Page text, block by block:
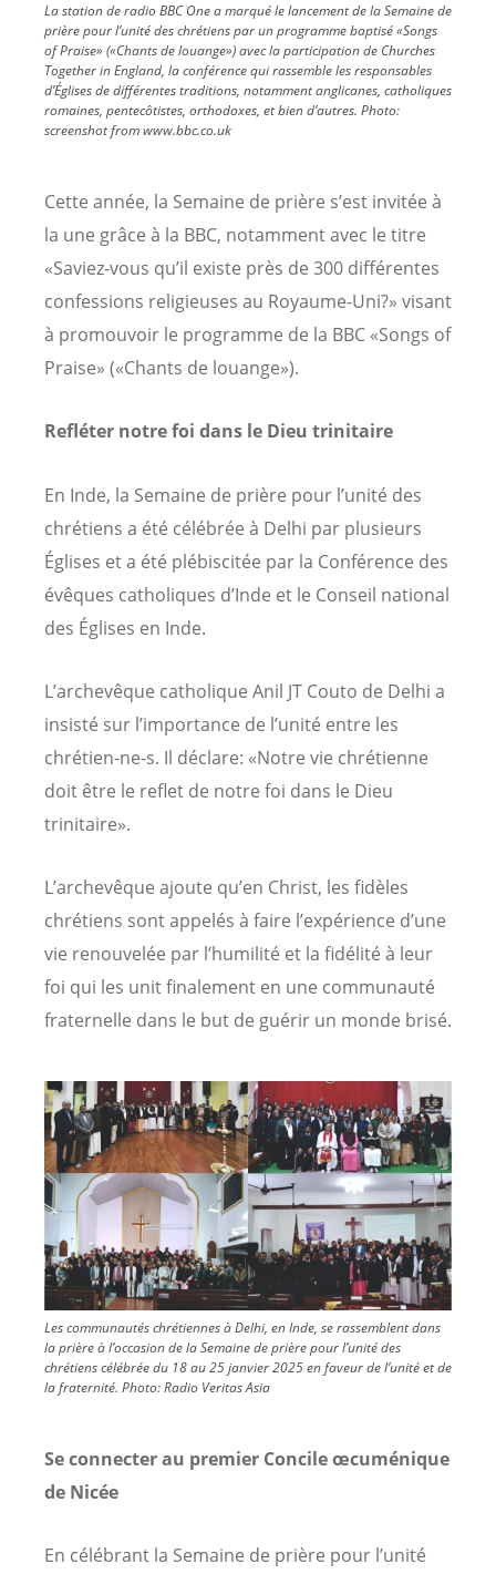
La station de radio BBC One a marqué le lancement de la Semaine de
prière pour l’unité des chrétiens par un programme baptisé «Songs
of Praise» («Chants de louange») avec la participation de Churches
Together in England, la conférence qui rassemble les responsables
d’Églises de différentes traditions, notamment anglicanes, catholiques
romaines, pentecôtistes, orthodoxes, et bien d’autres. Photo:
screenshot from www.bbc.co.uk
Cette année, la Semaine de prière s’est invitée à
la une grâce à la BBC, notamment avec le titre
«Saviez-vous qu’il existe près de 300 différentes
confessions religieuses au Royaume-Uni?» visant
à promouvoir le programme de la BBC «Songs of
Praise» («Chants de louange»).
Refléter notre foi dans le Dieu trinitaire
En Inde, la Semaine de prière pour l’unité des
chrétiens a été célébrée à Delhi par plusieurs
Églises et a été plébiscitée par la Conférence des
évêques catholiques d’Inde et le Conseil national
des Églises en Inde.
L’archevêque catholique Anil JT Couto de Delhi a
insisté sur l’importance de l’unité entre les
chrétien-ne-s. Il déclare: «Notre vie chrétienne
doit être le reflet de notre foi dans le Dieu
trinitaire».
L’archevêque ajoute qu’en Christ, les fidèles
chrétiens sont appelés à faire l’expérience d’une
vie renouvelée par l’humilité et la fidélité à leur
foi qui les unit finalement en une communauté
fraternelle dans le but de guérir un monde brisé.
Image
Les communautés chrétiennes à Delhi, en Inde, se rassemblent dans
la prière à l’occasion de la Semaine de prière pour l’unité des
chrétiens célébrée du 18 au 25 janvier 2025 en faveur de l’unité et de
la fraternité. Photo:Radio Veritas Asia
Se connecter au premier Concile œcuménique
de Nicée
En célébrant la Semaine de prière pour l’unité